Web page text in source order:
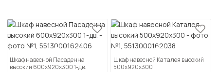
Шкаф навесной Пасаденна
высокий 600х920х300 1-дв.
Шкаф навесной Каталея высокий
500х920х300